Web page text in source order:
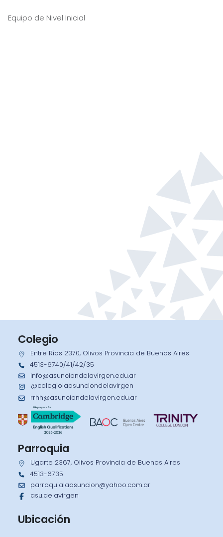
Equipo de Nivel Inicial
Colegio
Entre Ríos 2370, Olivos Provincia de Buenos Aires
4513-6740/41/42/35
info@asunciondelavirgen.edu.ar
@colegiolaasunciondelavirgen
rrhh@asunciondelavirgen.edu.ar
Parroquia
Ugarte 2367, Olivos Provincia de Buenos Aires
4513-6735
parroquialaasuncion@yahoo.com.ar
asu.delavirgen
Ubicación